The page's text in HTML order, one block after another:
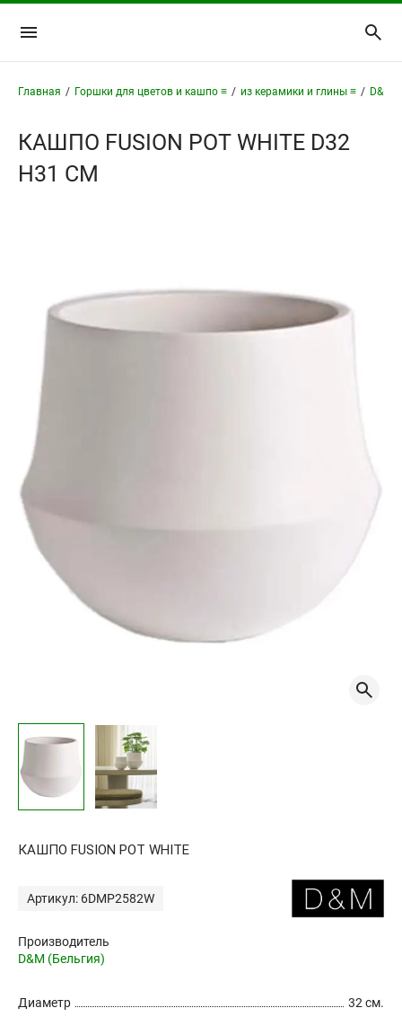
Главная / Горшки для цветов и кашпо ≡ / из керамики и глины ≡ / D&M
КАШПО FUSION POT WHITE D32
H31 СМ
КАШПО FUSION POT WHITE
Артикул: 6DMP2582W
Производитель
D&M (Бельгия)
32 см.
Диаметр